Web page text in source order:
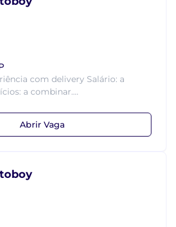
com delivery Salário: a
a combinar....
Abrir Vaga